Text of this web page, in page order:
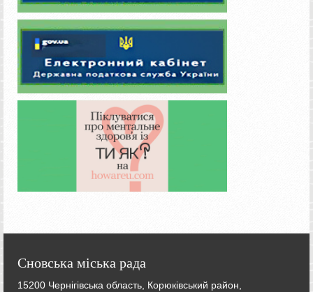
Сновська міська рада
15200 Чернігівська область, Корюківський район,